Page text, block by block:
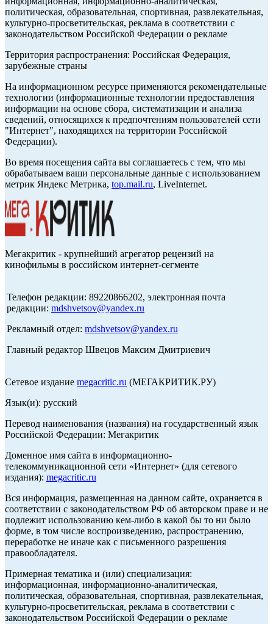
политическая, образовательная, спортивная, развлекательная,
культурно-просветительская, реклама в соответствии с
законодательством Российской Федерации о рекламе
Территория распространения: Российская Федерация,
зарубежные страны
На информационном ресурсе применяются рекомендательные
технологии (информационные технологии предоставления
информации на основе сбора, систематизации и анализа
сведений, относящихся к предпочтениям пользователей сети
"Интернет", находящихся на территории Российской
Федерации).
Во время посещения сайта вы соглашаетесь с тем, что мы
обрабатываем ваши персональные данные с использованием
метрик Яндекс Метрика, top.mail.ru, LiveInternet.
Мегакритик - крупнейший агрегатор рецензий на
кинофильмы в российском интернет-сегменте
Телефон редакции: 89220866202, электронная почта
редакции: mdshvetsov@yandex.ru
Рекламный отдел: mdshvetsov@yandex.ru
Главный редактор Швецов Максим Дмитриевич
Сетевое издание megacritic.ru (МЕГАКРИТИК.РУ)
Язык(и): русский
Перевод наименования (названия) на государственный язык
Российской Федерации: Мегакритик
Доменное имя сайта в информационно-
телекоммуникационной сети «Интернет» (для сетевого
издания): megacritic.ru
Вся информация, размещенная на данном сайте, охраняется в
соответствии с законодательством РФ об авторском праве и не
подлежит использованию кем-либо в какой бы то ни было
форме, в том числе воспроизведению, распространению,
переработке не иначе как с письменного разрешения
правообладателя.
Примерная тематика и (или) специализация:
информационная, информационно-аналитическая,
политическая, образовательная, спортивная, развлекательная,
культурно-просветительская, реклама в соответствии с
законодательством Российской Федерации о рекламе